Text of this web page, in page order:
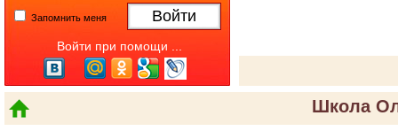
Школа
Запомнить меня
Войти при помощи ...